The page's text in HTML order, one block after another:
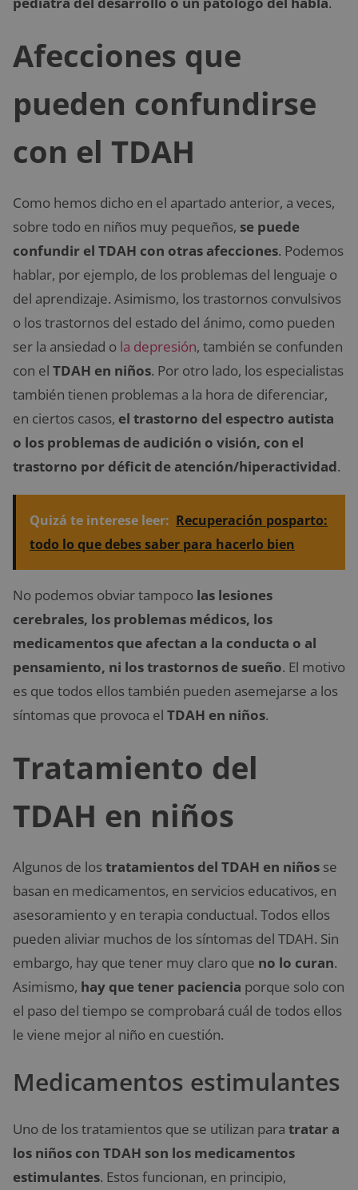
Afecciones que
pueden confundirse
con el TDAH
Como hemos dicho en el apartado anterior, a veces,
sobre todo en niños muy pequeños, se puede
confundir el TDAH con otras afecciones. Podemos
hablar, por ejemplo, de los problemas del lenguaje o
del aprendizaje. Asimismo, los trastornos convulsivos
o los trastornos del estado del ánimo, como pueden
ser la ansiedad o la depresión, también se confunden
con el TDAH en niños. Por otro lado, los especialistas
también tienen problemas a la hora de diferenciar,
en ciertos casos, el trastorno del espectro autista
o los problemas de audición o visión, con el
trastorno por déficit de atención/hiperactividad.
Quizá te interese leer: Recuperación posparto:
todo lo que debes saber para hacerlo bien
No podemos obviar tampoco las lesiones
cerebrales, los problemas médicos, los
medicamentos que afectan a la conducta o al
pensamiento, ni los trastornos de sueño. El motivo
es que todos ellos también pueden asemejarse a los
síntomas que provoca el TDAH en niños.
Tratamiento del
TDAH en niños
Algunos de lostratamientos del TDAH en niños se
basan en medicamentos, en servicios educativos, en
asesoramiento y en terapia conductual. Todos ellos
pueden aliviar muchos de los síntomas del TDAH. Sin
embargo, hay que tener muy claro que no lo curan.
Asimismo, hay que tener paciencia porque solo con
el paso del tiempo se comprobará cuál de todos ellos
le viene mejor al niño en cuestión.
Medicamentos estimulantes
Uno de los tratamientos que se utilizan para tratar a
los niños con TDAH son los medicamentos
estimulantes. Estos funcionan, en principio,